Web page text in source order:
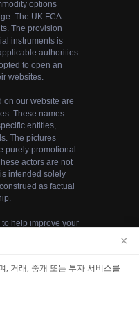
리 보유.
you agree to our use
×
, 거래, 중개 또는 투자 서비스를